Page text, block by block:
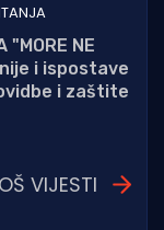
"MORE NE
i ispostave
i zaštite
VIJESTI